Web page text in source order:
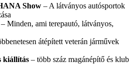
Show – A látványos autósportok
– Minden, ami terepautó, látványos,
átépített veterán járművek
kiállítás – több száz magánépítő és klub